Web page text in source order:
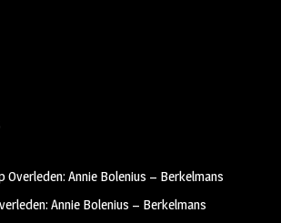
Overleden: Annie Bolenius – Berkelmans
Annie Bolenius – Berkelmans